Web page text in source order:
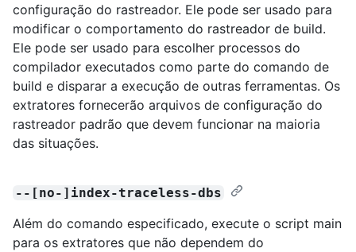
configuração do rastreador. Ele pode ser usado para
modificar o comportamento do rastreador de build.
Ele pode ser usado para escolher processos do
compilador executados como parte do comando de
build e disparar a execução de outras ferramentas. Os
extratores fornecerão arquivos de configuração do
rastreador padrão que devem funcionar na maioria
das situações.
--[no-]index-traceless-dbs
Além do comando especificado, execute o script main
para os extratores que não dependem do